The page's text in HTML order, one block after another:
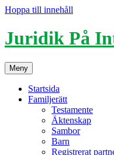
Hoppa till innehåll
Juridik På
Meny
Startsida
Familjerätt
Testamente
Äktenskap
Sambor
Barn
Registrerat